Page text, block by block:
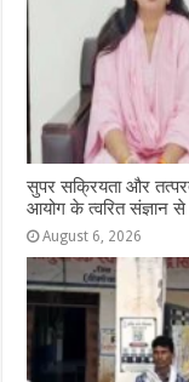
सुपर सक्रियता और
आयोग के त्वरित संज्ञान से
August 6, 2026